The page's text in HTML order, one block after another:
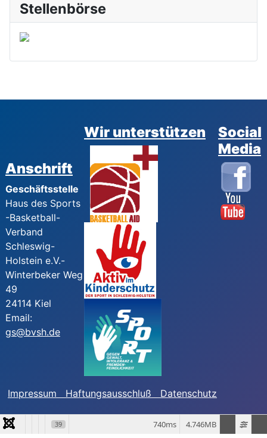
Stellenbörse
Anschrift
Geschäftsstelle
Haus des Sports
-Basketball-
Verband
Schleswig-
Holstein e.V.-
Winterbeker Weg
49
24114 Kiel
Email:
gs@bvsh.de
Wir unterstützen
Social
Media
Impressum Haftungsausschluß Datenschutz
39 4.746MB
740ms